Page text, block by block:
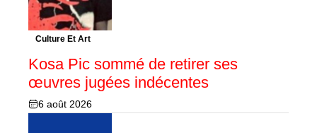
Culture Et Art
Kosa Pic sommé de retirer ses
œuvres jugées indécentes
6 août 2026